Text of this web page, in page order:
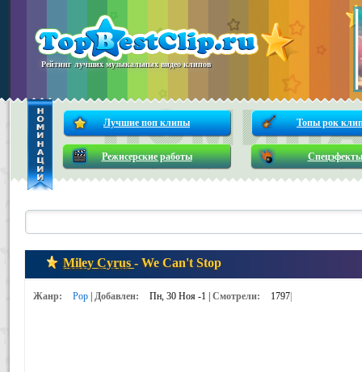
Рейтинг лучших музыкальных видео клипов
Лучшие поп клипы Топы рок
Режисерские работы Спецэфекты
Miley Cyrus- We Can't Stop
Жанр: Pop Добавлен: Пн, 30 Ноя -1 | Смотрели: 1797